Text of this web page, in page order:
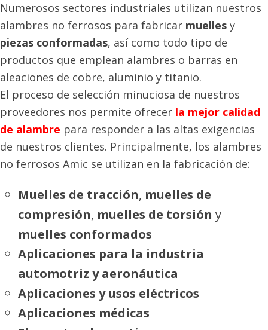
• Excellente
ductilité
• Sensible
atmosphère
réductrice
Laiton
CuZn37
• Instruments
de précision
d’horlogerie
• Éléments
décoratifs
• Instruments
de musique
• Robinetterie
• Serrurerie
• Facile à
• Bonne
froid et à
• Bonne
corrosion
sulfurique
Numerosos sectores industriales utilizan nuestros
alambres no ferrosos para fabricar muelles y
piezas conformadas, así como todo tipo de
productos que emplean alambres o barras en
aleaciones de cobre, aluminio y titanio.
El proceso de selección minuciosa de nuestros
proveedores nos permite ofrecer la mejor calidad
de alambre para responder a las altas exigencias
de nuestros clientes. Principalmente, los alambres
no ferrosos Amic se utilizan en la fabricación de:
Muelles de tracción, muelles de
compresión, muelles de torsión y
muelles conformados
Aplicaciones para la industria
automotriz y aeronáutica
Aplicaciones y usos eléctricos
Aplicaciones médicas